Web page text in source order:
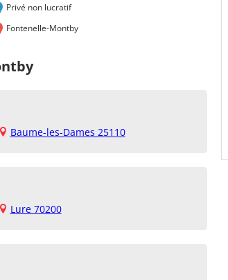
Privé non lucratif
Fontenelle-Montby
Baume-les-Dames 25110
Lure 70200